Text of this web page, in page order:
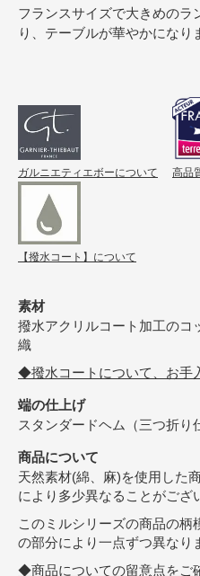
フランスサイズで大きめのラ
り、テーブルが華やかになり
ガルニエティエボーについて 高品
【撥水コート】について
素材
撥水アクリルコート加工のコ
織
◆撥水コートについて、お手
端の仕上げ
スタンダードヘム（三つ折り
商品について
天然素材(綿、麻)を使用した
により多少異なることがござ
このミルシリーズの商品の
の部分により一点ずつ異なり
◆商品についての留意点をご